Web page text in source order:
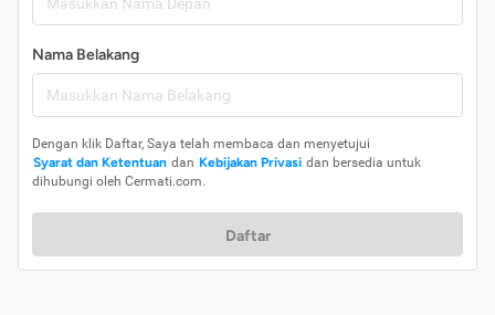
Nama Belakang
Dengan klik Daftar, Saya telah membaca dan menyetujui
Syarat dan Ketentuan dan Kebijakan Privasi dan bersedia untuk
dihubungi oleh Cermati.com.
Daftar